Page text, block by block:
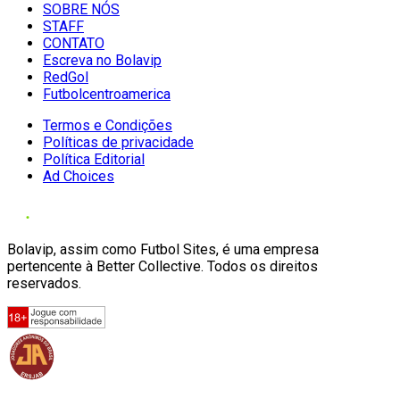
SOBRE NÓS
STAFF
CONTATO
Escreva no Bolavip
RedGol
Futbolcentroamerica
Termos e Condições
Políticas de privacidade
Política Editorial
Ad Choices
Bolavip, assim como Futbol Sites, é uma empresa
pertencente à Better Collective. Todos os direitos
reservados.